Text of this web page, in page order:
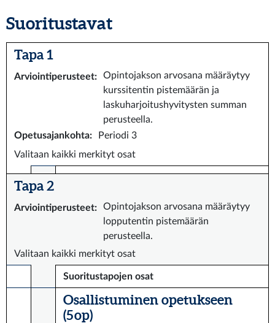
Suoritustavat
Tapa 1
Arviointiperusteet:
Opintojakson arvosana määräytyy
kurssitentin pistemäärän ja
laskuharjoitushyvitysten summan
perusteella.
Opetusajankohta:
Periodi 3
Valitaan kaikki merkityt osat
Tapa 2
Arviointiperusteet:
Opintojakson arvosana määräytyy
lopputentin pistemäärän
perusteella.
Valitaan kaikki merkityt osat
Suoritustapojen osat
Osallistuminen opetukseen
(5 op)